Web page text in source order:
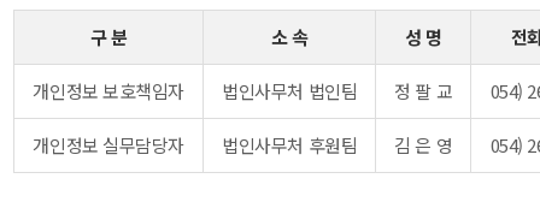
구 분 소 속 성 명 전
개인정보 보호책임자 법인사무처 법인팀 정 팔 교 054)
개인정보 실무담당자 법인사무처 후원팀 김 은 영 054)